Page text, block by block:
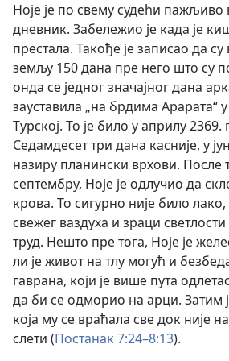
Ноје је по свему судећи
дневник. Забележио је када је
престала. Такође је записао да
земљу 150 дана пре него што су
онда се једног значајног дана
зауставила „на брдима Арарата“
Турској. То је било у априлу 2369.
Седамдесет три дана касније, у
назиру планински врхови. После
септембру, Ноје је одлучио да
крова. То сигурно није било
свежег ваздуха и зраци
труд. Нешто пре тога, Ноје је
ли је живот на тлу могућ и
гаврана, који је више пута
да би се одморио на арци. Затим
која му се враћала све док није
слети (Постанак 7:24–8:13).